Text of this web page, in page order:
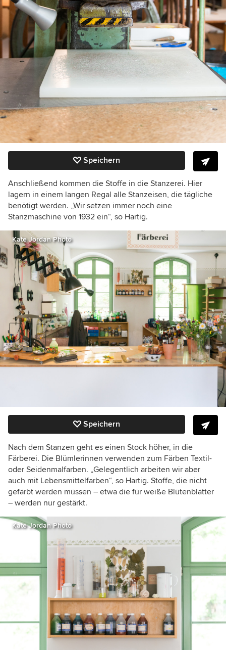
Speichern
Anschließend kommen die Stoffe in die Stanzerei. Hier
lagern in einem langen Regal alle Stanzeisen, die tägliche
benötigt werden. „Wir setzen immer noch eine
Stanzmaschine von 1932 ein“, so Hartig.
Kate Jordan Photo
Speichern
Nach dem Stanzen geht es einen Stock höher, in die
Färberei. Die Blümlerinnen verwenden zum Färben Textil-
oder Seidenmalfarben. „Gelegentlich arbeiten wir aber
auch mit Lebensmittelfarben“, so Hartig. Stoffe, die nicht
gefärbt werden müssen – etwa die für weiße Blütenblätter
– werden nur gestärkt.
Kate Jordan Photo